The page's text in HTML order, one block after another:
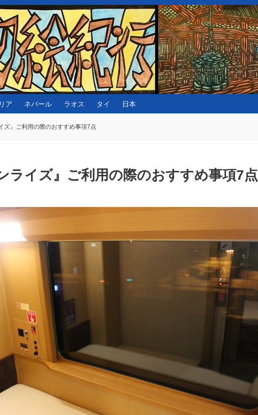
ア ネパール ラオス タイ 日本
ズ』ご利用の際のおすすめ事項7点
ライズ』ご利用の際のおすすめ事項7点